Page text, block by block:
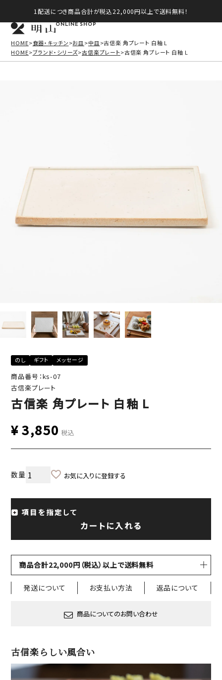
1配送につき商品合計が税込22,000円以上で送料無料！
ONLINE SHOP
HOME 食器・キッチン お皿 中皿
古信楽 角プレート 白釉 L
HOME ブランド・シリーズ 古信楽プレート 古信楽 角プレート 白釉 L
のし ギフト メッセージ
商品番号：ks-07
古信楽プレート
古信楽 角プレート 白釉 L
¥3,850 税込
お気に入りに登録する
項目を指定して
カートに入れる
商品合計22,000円（税込）以上で送料無料
発送について お支払い方法 返品について
商品についてのお問い合わせ
古信楽らしい風合い